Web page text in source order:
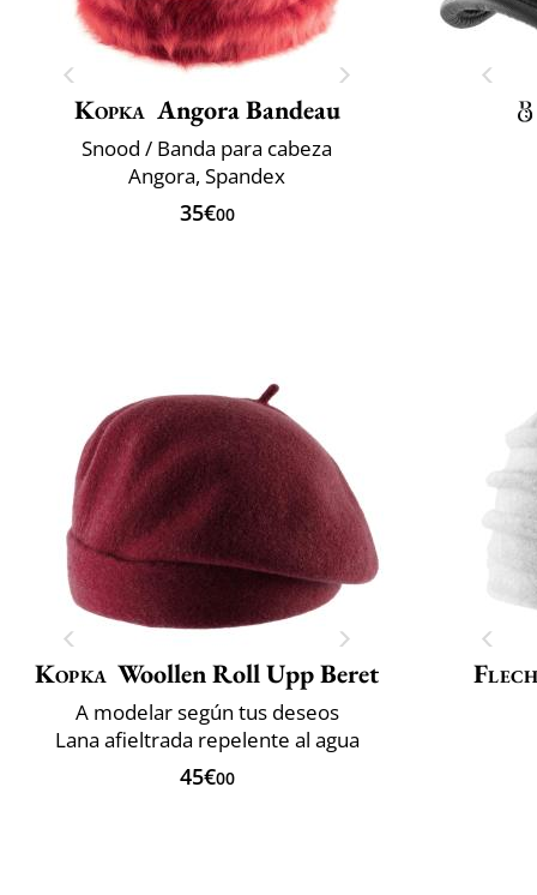
Kopka Angora Bandeau
Snood / Banda para cabeza
Angora, Spandex
35€00
Kopka Woollen Roll Upp Beret
A modelar según tus deseos
Lana afieltrada repelente al agua
45€00